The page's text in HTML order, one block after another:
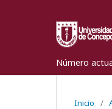
Número
Inicio /